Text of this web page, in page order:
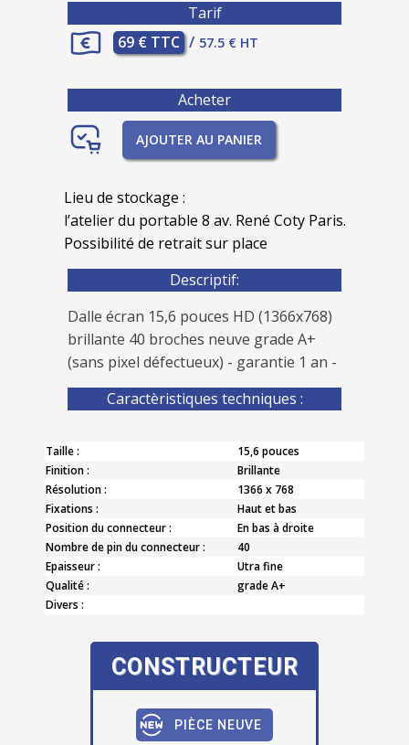
Tarif
69 € TTC / 57.5 € HT
Acheter
AJOUTER AU PANIER
Lieu de stockage :
l’atelier du portable 8 av. René Coty Paris.
Possibilité de retrait sur place
Descriptif:
Dalle écran 15,6 pouces HD (1366x768)
brillante 40 broches neuve grade A+
(sans pixel défectueux) - garantie 1 an -
Caractèristiques techniques :
Taille :
15,6 pouces
Finition :
Brillante
Résolution :
1366 x 768
Fixations :
Haut et bas
Position du connecteur :
En bas à droite
Nombre de pin du connecteur :
40
Epaisseur :
Utra fine
Qualité :
grade A+
Divers :
CONSTRUCTEUR
PIÈCE NEUVE